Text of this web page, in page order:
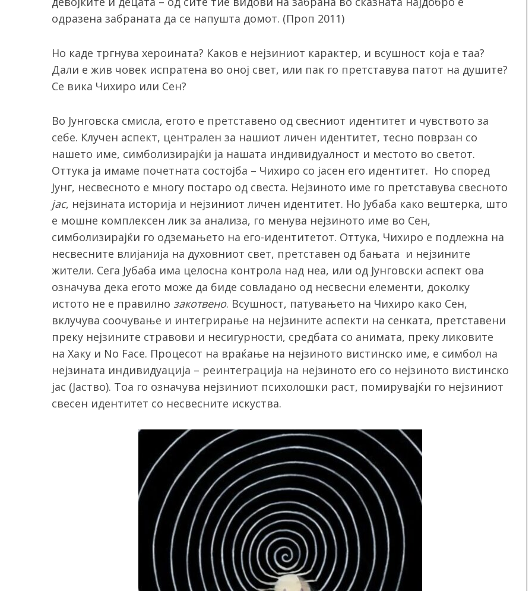
одразена забраната да се напушта домот. (Проп 2011)
Но каде тргнува хероината? Каков е нејзиниот карактер, и всушност која е таа?
Дали е жив човек испратена во оној свет, или пак го претставува патот на душите?
Се вика Чихиро или Сен?
Во Јунговска смисла, егото е претставено од свесниот идентитет и чувството за
себе. Клучен аспект, централен за нашиот личен идентитет, тесно поврзан со
нашето име, симболизирајќи ја нашата индивидуалност и местото во светот.
Оттука ја имаме почетната состојба – Чихиро со јасен его идентитет. Но според
Јунг, несвесното е многу постаро од свеста. Нејзиното име го претставува свесното
јас, нејзината историја и нејзиниот личен идентитет. Но Јубаба како вештерка, што
е мошне комплексен лик за анализа, го менува нејзиното име во Сен,
симболизирајќи го одземањето на его-идентитетот. Оттука, Чихиро е подлежна на
несвесните влијанија на духовниот свет, претставен од бањата и нејзините
жители. Сега Јубаба има целосна контрола над неа, или од Јунговски аспект ова
означува дека егото може да биде совладано од несвесни елементи, доколку
истото не е правилно закотвено. Всушност, патувањето на Чихиро како Сен,
вклучува соочување и интегрирање на нејзините аспекти на сенката, претставени
преку нејзините стравови и несигурности, средбата со анимата, преку ликовите
на Хаку и No Face. Процесот на враќање на нејзиното вистинско име, е симбол на
нејзината индивидуација – реинтеграција на нејзиното его со нејзиното вистинско
јас (Јаство). Тоа го означува нејзиниот психолошки раст, помирувајќи го нејзиниот
свесен идентитет со несвесните искуства.